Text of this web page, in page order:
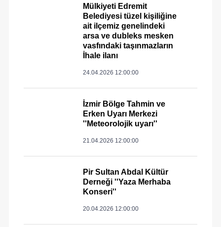
Mülkiyeti Edremit
Belediyesi tüzel kişiliğine
ait ilçemiz genelindeki
arsa ve dubleks mesken
vasfındaki taşınmazların
İhale ilanı
24.04.2026 12:00:00
İzmir Bölge Tahmin ve
Erken Uyarı Merkezi
''Meteorolojik uyarı''
21.04.2026 12:00:00
Pir Sultan Abdal Kültür
Derneği ''Yaza Merhaba
Konseri''
20.04.2026 12:00:00